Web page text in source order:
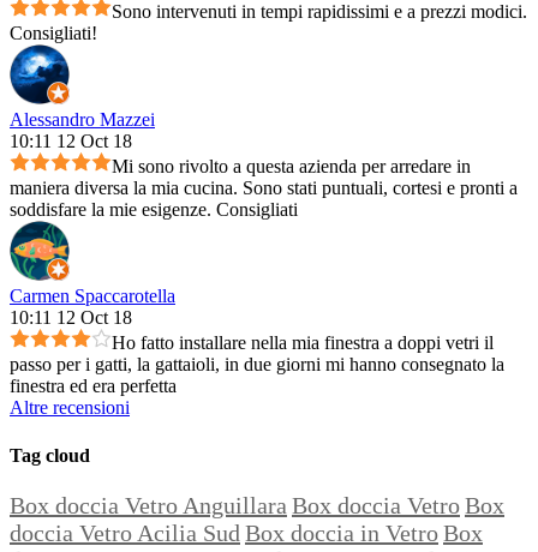
Sono intervenuti in tempi rapidissimi e a prezzi modici.
Consigliati!
Alessandro Mazzei
10:11 12 Oct 18
Mi sono rivolto a questa azienda per arredare in
maniera diversa la mia cucina. Sono stati puntuali, cortesi e pronti a
soddisfare la mie esigenze. Consigliati
Carmen Spaccarotella
10:11 12 Oct 18
Ho fatto installare nella mia finestra a doppi vetri il
passo per i gatti, la gattaioli, in due giorni mi hanno consegnato la
finestra ed era perfetta
Altre recensioni
Tag cloud
Box doccia Vetro Anguillara Box doccia VetroBox
doccia Vetro Acilia Sud Box doccia in VetroBox